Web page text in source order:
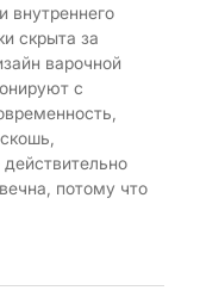
внутреннего
скрыта за
варочной
с
потому что